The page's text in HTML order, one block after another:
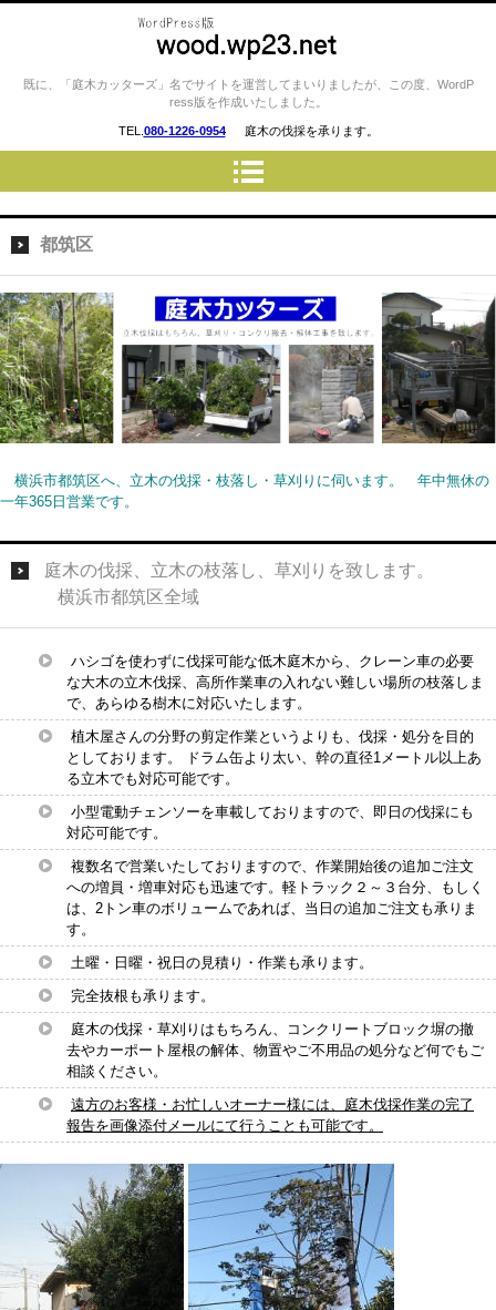
庭木カッターズ / 立木の伐採、草
刈り、コンクリート・ウッドデ
ッキの撤去、物置・プレハブ・
車庫・カーポートの解体 etc…
を承ります。 横浜市・川崎
既に、「庭木カッターズ」名でサイトを運営してまいりましたが、この度、WordP
ress版を作成いたしました。
TEL. 080-1226-0954 庭木の伐採を承ります。
都筑区
横浜市都筑区へ、立木の伐採・枝落し・草刈りに伺います。 年中無休の
一年365日営業です。
庭木の伐採、立木の枝落し、草刈りを致します。
横浜市都筑区全域
ハシゴを使わずに伐採可能な低木庭木から、クレーン車の必要
な大木の立木伐採、高所作業車の入れない難しい場所の枝落しま
で、あらゆる樹木に対応いたします。
植木屋さんの分野の剪定作業というよりも、伐採・処分を目的
としております。 ドラム缶より太い、幹の直径1メートル以上あ
る立木でも対応可能です。
小型電動チェンソーを車載しておりますので、即日の伐採にも
対応可能です。
複数名で営業いたしておりますので、作業開始後の追加ご注文
への増員・増車対応も迅速です。軽トラック２～３台分、もしく
は、2トン車のボリュームであれば、当日の追加ご注文も承りま
す。
土曜・日曜・祝日の見積り・作業も承ります。
完全抜根も承ります。
庭木の伐採・草刈りはもちろん、コンクリートブロック塀の撤
去やカーポート屋根の解体、物置やご不用品の処分など何でもご
相談ください。
遠方のお客様・お忙しいオーナー様には、庭木伐採作業の完了
報告を画像添付メールにて行うことも可能です。